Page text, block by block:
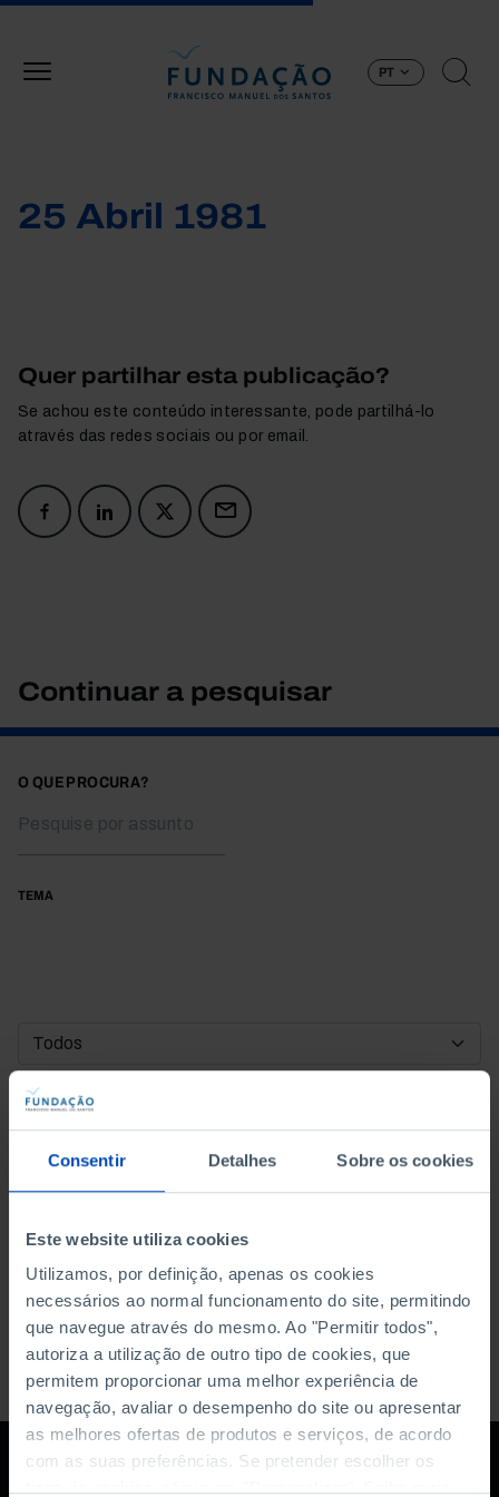
Consentir Detalhes Sobre os cookies
Este website utiliza cookies
Utilizamos, por definição, apenas os cookies
necessários ao normal funcionamento do site, permitindo
que navegue através do mesmo. Ao "Permitir todos",
autoriza a utilização de outro tipo de cookies, que
permitem proporcionar uma melhor experiência de
navegação, avaliar o desempenho do site ou apresentar
as melhores ofertas de produtos e serviços, de acordo
com as suas preferências. Se pretender escolher os
PT
25 Abril 1981
Quer partilhar esta publicação?
Se achou este conteúdo interessante, pode partilhá-lo
através das redes sociais ou por email.
Continuar a pesquisar
O QUE PROCURA?
TEMA
DATA DE INÍCIO
DATA DE FIM